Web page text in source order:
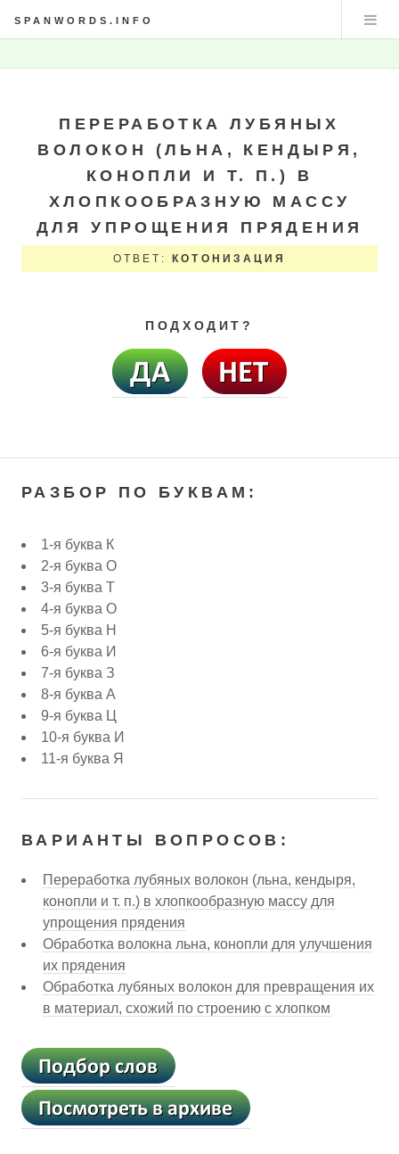
SPANWORDS.INFO
ПЕРЕРАБОТКА ЛУБЯНЫХ
ВОЛОКОН (ЛЬНА, КЕНДЫРЯ,
КОНОПЛИ И Т. П.) В
ХЛОПКООБРАЗНУЮ МАССУ
ДЛЯ УПРОЩЕНИЯ ПРЯДЕНИЯ
ОТВЕТ: КОТОНИЗАЦИЯ
ПОДХОДИТ?
РАЗБОР ПО БУКВАМ:
1-я буква К
2-я буква О
3-я буква Т
4-я буква О
5-я буква Н
6-я буква И
7-я буква З
8-я буква А
9-я буква Ц
10-я буква И
11-я буква Я
ВАРИАНТЫ ВОПРОСОВ:
Переработка лубяных волокон (льна, кендыря,
конопли и т. п.) в хлопкообразную массу для
упрощения прядения
Обработка волокна льна, конопли для улучшения
их прядения
Обработка лубяных волокон для превращения их
в материал, схожий по строению с хлопком